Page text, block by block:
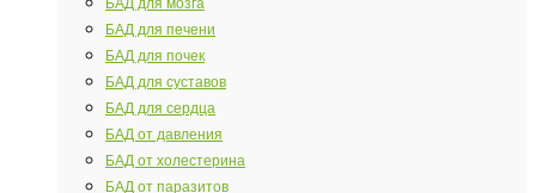
БАД для мозга
БАД для печени
БАД для почек
БАД для суставов
БАД для сердца
БАД от давления
БАД от холестерина
БАД от паразитов